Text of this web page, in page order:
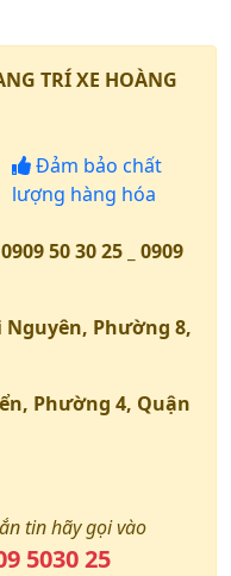
TRÍ XE HOÀNG
Đảm bảo chất
lượng hàng hóa
50 30 25 _ 0909
Nguyên, Phường 8,
Phường 4, Quận
tin hãy gọi vào
5030 25